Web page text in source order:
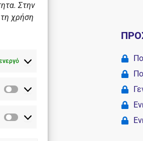
Στην
χρήση
Στατιστικά
Διαφημιστικά
σχολές